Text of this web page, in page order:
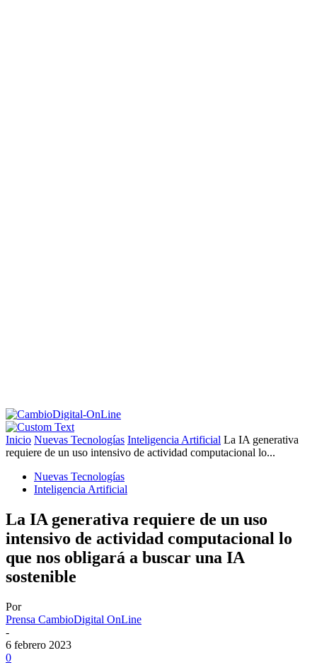
Inicio Nuevas Tecnologías Inteligencia Artificial La IA generativa
requiere de un uso intensivo de actividad computacional lo...
Nuevas Tecnologías
Inteligencia Artificial
La IA generativa requiere de un uso
intensivo de actividad computacional lo
que nos obligará a buscar una IA
sostenible
Por
Prensa CambioDigital OnLine
-
6 febrero 2023
0